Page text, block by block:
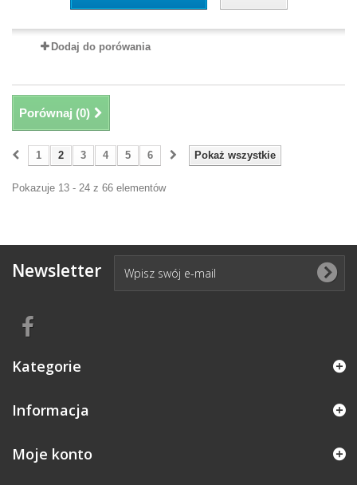
Dodaj do porówania
Porównaj (0)
Pokaż wszystkie
1 2 3 4 5 6
Pokazuje 13 - 24 z 66 elementów
Newsletter
Kategorie
Informacja
Moje konto